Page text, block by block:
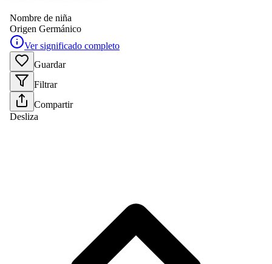
Nombre de niña
Origen Germánico
Ver significado completo
Guardar
Filtrar
Compartir
Desliza